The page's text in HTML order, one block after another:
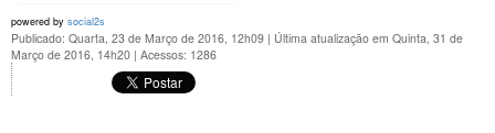
powered by social2s
Publicado: Quarta, 23 de Março de 2016, 12h09 | Última atualização em Quinta, 31 de
Março de 2016, 14h20 | Acessos: 1286